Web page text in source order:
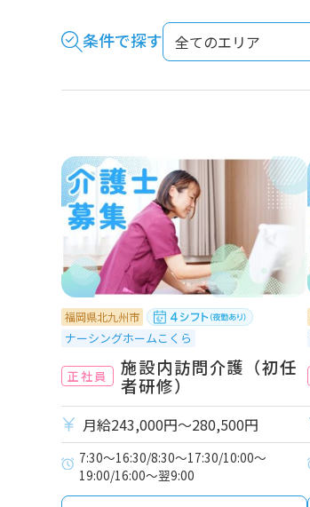
条件で探す
福岡県北九州市
ナーシングホームこくら
正社員
施設内訪問介護（初任
者研修）
月給243,000円〜280,500円
7:30～16:30/8:30～17:30/10:00～
19:00/16:00～翌9:00